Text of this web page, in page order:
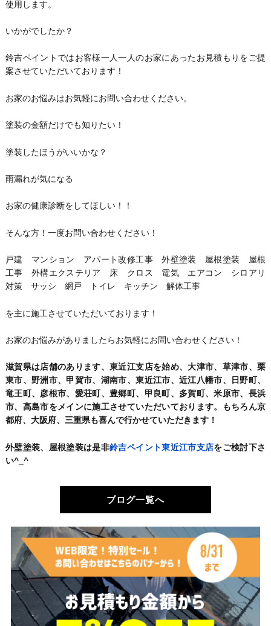
使用します。
いかがでしたか？
鈴吉ペイントではお客様一人一人のお家にあったお見積もりをご提
案させていただいております！
お家のお悩みはお気軽にお問い合わせください。
塗装の金額だけでも知りたい！
塗装したほうがいいかな？
雨漏れが気になる
お家の健康診断をしてほしい！！
そんな方！一度お問い合わせください！
戸建 マンション アパート改修工事 外壁塗装 屋根塗装 屋根
工事 外構エクステリア 床 クロス 電気 エアコン シロアリ
対策 サッシ 網戸 トイレ キッチン 解体工事
を主に施工させていただいております！
お家のお悩みがありましたらお気軽にお問い合わせください！
滋賀県は店舗のあります、東近江支店を始め、大津市、草津市、栗
東市、野洲市、甲賀市、湖南市、東近江市、近江八幡市、日野町、
竜王町、彦根市、愛荘町、豊郷町、甲良町、多賀町、米原市、長浜
市、高島市をメインに施工させていただいております。もちろん京
都府、大阪府、三重県も喜んで行かせていただきます！
外壁塗装、屋根塗装は是非鈴吉ペイント東近江市支店をご検討下さ
い^_^
ブログ一覧へ